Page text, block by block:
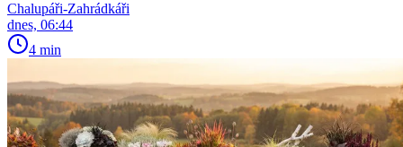
Chalupáři-Zahrádkáři
dnes, 06:44
4 min